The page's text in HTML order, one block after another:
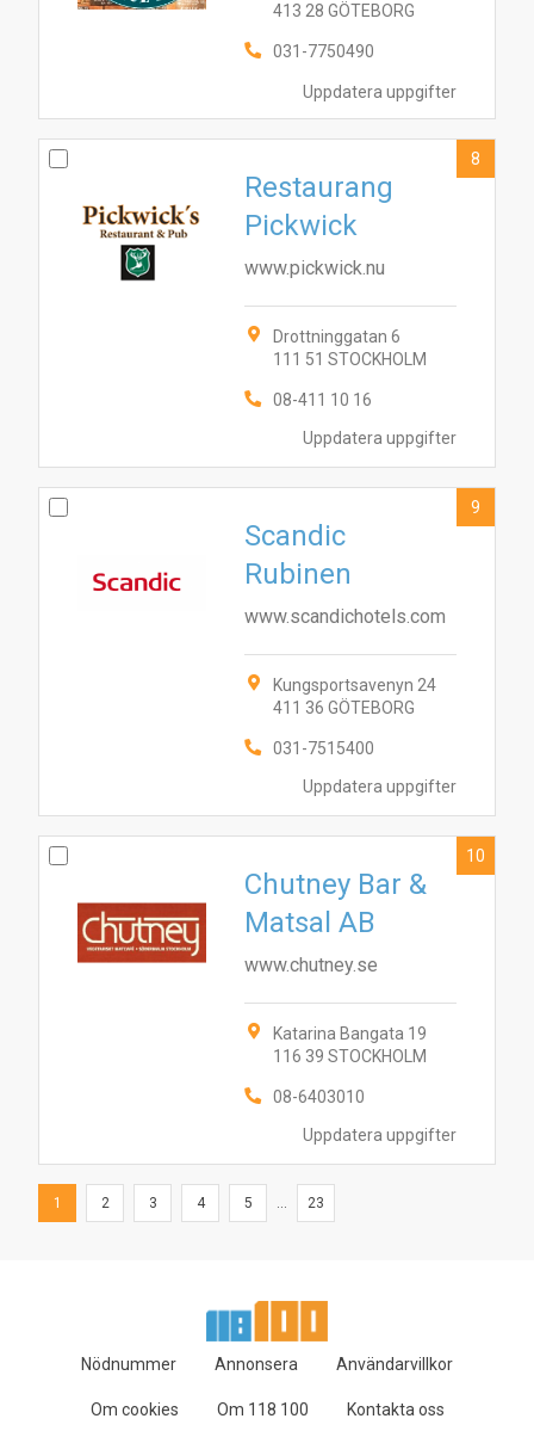
Uppdatera uppgifter
413 28 GÖTEBORG
031-7750490
Uppdatera uppgifter
Restaurang
Pickwick
www.pickwick.nu
Drottninggatan 6
111 51 STOCKHOLM
08-411 10 16
8
Uppdatera uppgifter
Scandic
Rubinen
www.scandichotels.com
Kungsportsavenyn 24
411 36 GÖTEBORG
031-7515400
9
Uppdatera uppgifter
Chutney Bar &
Matsal AB
www.chutney.se
Katarina Bangata 19
116 39 STOCKHOLM
08-6403010
10
1 2 3 4 5 ... 23
Nödnummer Annonsera Användarvillkor
Om cookies Om 118 100 Kontakta oss